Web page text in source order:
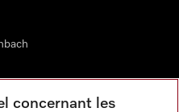
concernant les